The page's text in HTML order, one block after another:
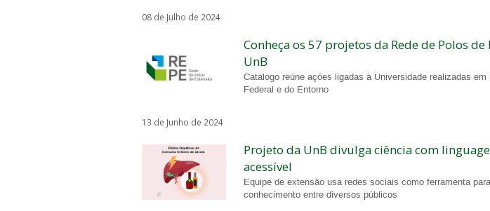
08 de Julho de 2024
Conheça os 57 projetos da Rede de Polos de
UnB
Catálogo reúne ações ligadas à Universidade realizadas
Federal e do Entorno
13 de Junho de 2024
Projeto da UnB divulga ciência com
acessível
Equipe de extensão usa redes sociais como ferramenta
conhecimento entre diversos públicos